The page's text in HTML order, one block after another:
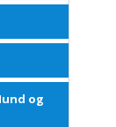
og